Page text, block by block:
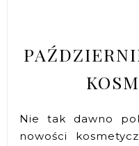
Nie tak dawno
nowości